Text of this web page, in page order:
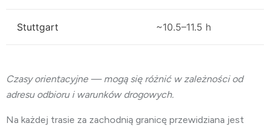
Stuttgart ~10.5–11.5 h
Czasy orientacyjne — mogą się różnić w zależności od
adresu odbioru i warunków drogowych.
Na każdej trasie za zachodnią granicę przewidziana jest